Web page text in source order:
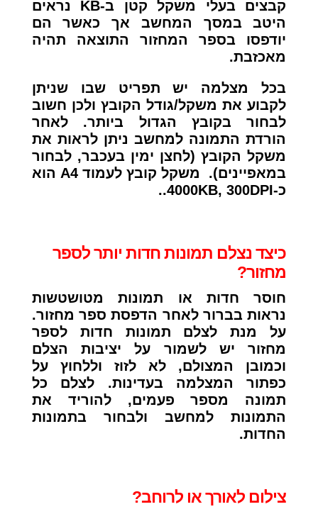
קבצים בעלי משקל קטן ב-KB נראים
היטב במסך המחשב אך כאשר הם
יודפסו בספר המחזור התוצאה תהיה
מאכזבת.
בכל מצלמה יש תפריט שבו שניתן
לקבוע את משקל/גודל הקובץ ולכן חשוב
לבחור בקובץ הגדול ביותר. לאחר
הורדת התמונה למחשב ניתן לראות את
משקל הקובץ (לחצן ימין בעכבר, לבחור
במאפיינים). משקל קובץ לעמוד A4 הוא
כ-4000KB, 300DPI..
כיצד נצלם תמונות חדות יותר לספר
מחזור?
חוסר חדות או תמונות מטושטשות
נראות בברור לאחר הדפסת ספר מחזור.
על מנת לצלם תמונות חדות לספר
מחזור יש לשמור על יציבות הצלם
וכמובן המצולם, לא לזוז וללחוץ על
כפתור המצלמה בעדינות. לצלם כל
תמונה מספר פעמים, להוריד את
התמונות למחשב ולבחור בתמונות
החדות.
צילום לאורך או לרוחב?